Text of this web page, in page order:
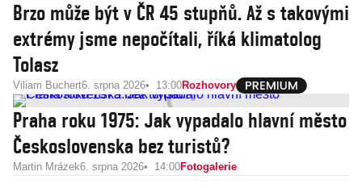
Brzo může být v ČR 45 stupňů. Až s takovými
extrémy jsme nepočítali, říká klimatolog
Tolasz
Viliam Buchert6. srpna 2026 13:00Rozhovory
Praha roku 1975: Jak vypadalo hlavní město
Československa bez turistů?
Martin Mrázek6. srpna 2026 14:00Fotogalerie